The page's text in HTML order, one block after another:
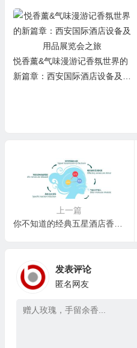
机系统怎么配置？
悦香薰&气味漫游记香氛世界的
新篇章：西安国际酒店设备及用
上一篇
你不知道的经典五星酒店香型推荐来啦
发表评论
匿名网友